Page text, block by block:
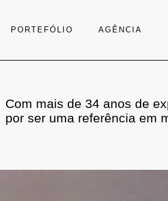
PORTEFÓLIO AGÊNCIA
Com mais de 34 anos de
por ser uma referência em